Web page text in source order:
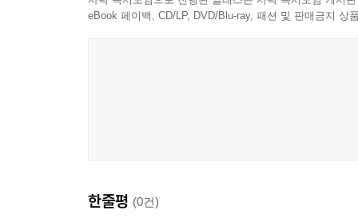
eBook 페이백, CD/LP, DVD/Blu-ray, 패션 및 판매금지 상
한줄평 (0건)